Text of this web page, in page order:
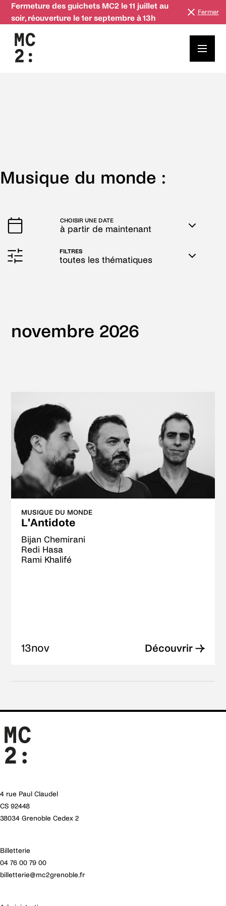
Fermeture des guichets MC2 le 11 juillet au
soir, réouverture le 1er septembre à 13h
Fermer
Musique du monde :
CHOISIR UNE DATE
à partir de maintenant
date
par
consultations
FILTRES
toutes les thématiques
novembre 2026
MUSIQUE DU MONDE
L'Antidote
Bijan Chemirani
Redi Hasa
Rami Khalifé
nov
13 Découvrir →
4 rue Paul Claudel
CS 92448
38034 Grenoble Cedex 2
Billetterie
04 76 00 79 00
billetterie@mc2grenoble.fr